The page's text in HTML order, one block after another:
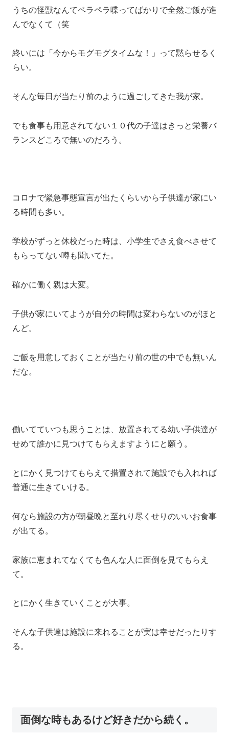
うちの怪獣なんてペラペラ喋ってばかりで全然ご飯が進
んでなくて（笑
終いには「今からモグモグタイムな！」って黙らせるく
らい。
そんな毎日が当たり前のように過ごしてきた我が家。
でも食事も用意されてない１０代の子達はきっと栄養バ
ランスどころで無いのだろう。
コロナで緊急事態宣言が出たくらいから子供達が家にい
る時間も多い。
学校がずっと休校だった時は、小学生でさえ食べさせて
もらってない噂も聞いてた。
確かに働く親は大変。
子供が家にいてようが自分の時間は変わらないのがほと
んど。
ご飯を用意しておくことが当たり前の世の中でも無いん
だな。
働いてていつも思うことは、放置されてる幼い子供達が
せめて誰かに見つけてもらえますようにと願う。
とにかく見つけてもらえて措置されて施設でも入れれば
普通に生きていける。
何なら施設の方が朝昼晩と至れり尽くせりのいいお食事
が出てる。
家族に恵まれてなくても色んな人に面倒を見てもらえ
て。
とにかく生きていくことが大事。
そんな子供達は施設に来れることが実は幸せだったりす
る。
面倒な時もあるけど好きだから続く。